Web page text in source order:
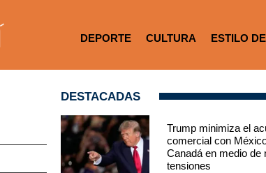
DEPORTE CULTURA ESTILO
DESTACADAS
Trump minimiza el
comercial con
Canadá en medio de
tensiones